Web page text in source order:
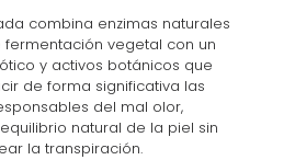
combina enzimas naturales
vegetal con un
y activos botánicos que
de forma significativa las
del mal olor,
natural de la piel sin
la transpiración.